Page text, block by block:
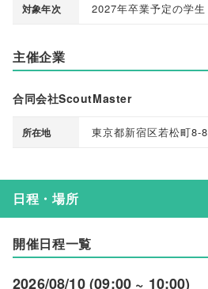
対象年次 2027年卒業予定の学生
主催企業
合同会社ScoutMaster
所在地 東京都新宿区若松町8-8
日程・場所
開催日程一覧
2026/08/10 (09:00 ~ 10:00)